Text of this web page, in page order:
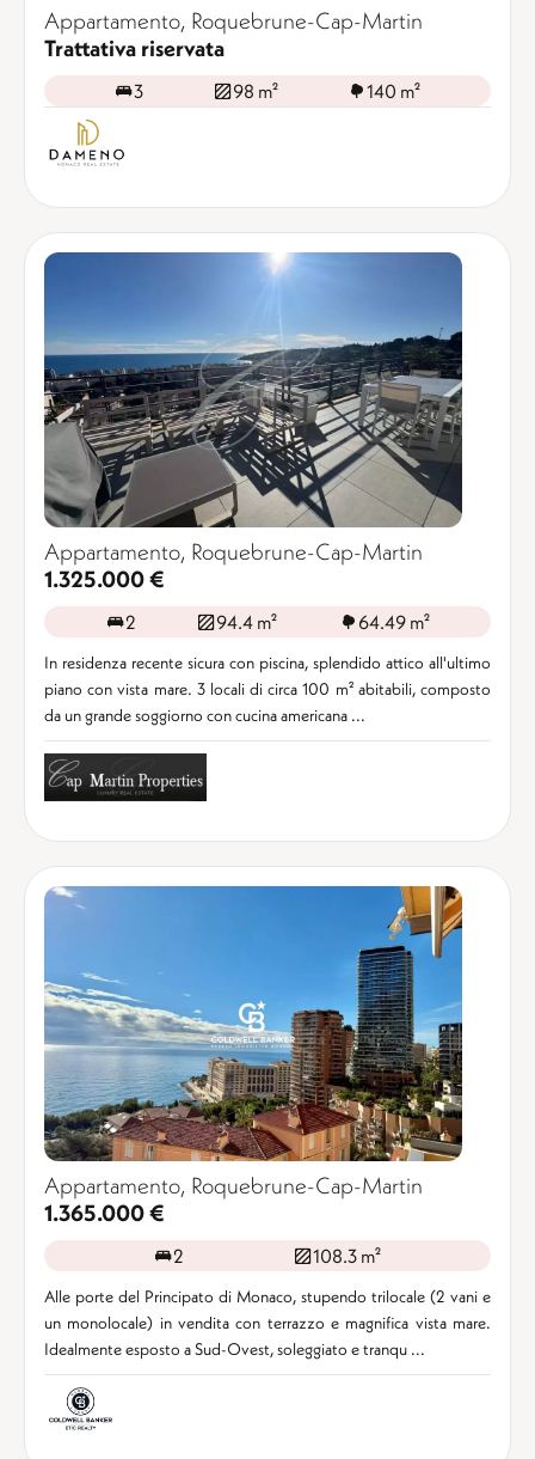
Appartamento, Roquebrune-Cap-Martin
Trattativa riservata
3 98 m² 140 m²
Appartamento, Roquebrune-Cap-Martin
1.325.000 €
2 94.4 m² 64.49 m²
In residenza recente sicura con piscina, splendido attico all'ultimo
piano con vista mare. 3 locali di circa 100 m² abitabili, composto
da un grande soggiorno con cucina americana ...
Appartamento, Roquebrune-Cap-Martin
1.365.000 €
2 108.3 m²
Alle porte del Principato di Monaco, stupendo trilocale (2 vani e
un monolocale) in vendita con terrazzo e magnifica vista mare.
Idealmente esposto a Sud-Ovest, soleggiato e tranqu ...